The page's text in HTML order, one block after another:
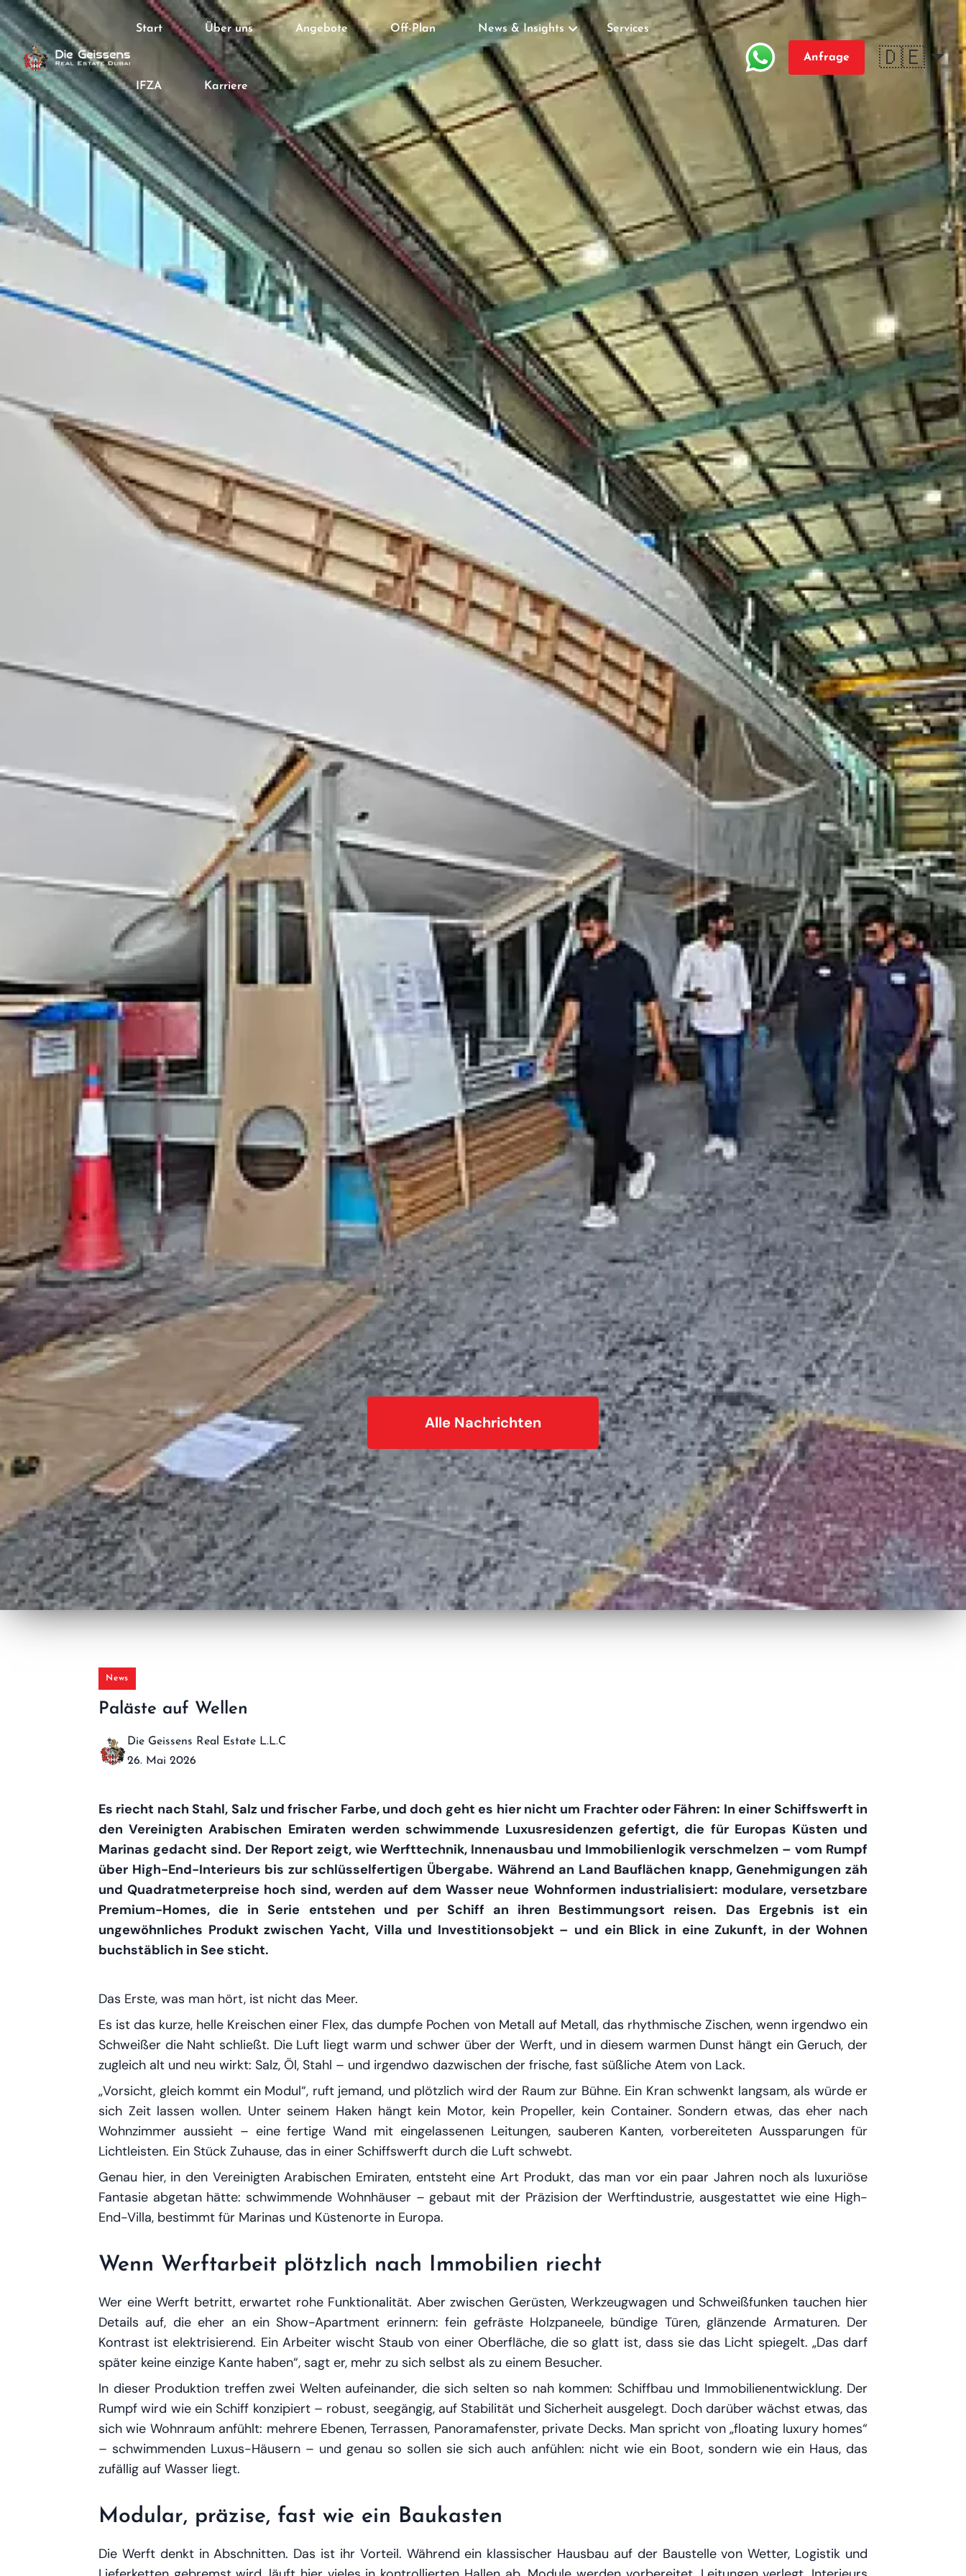
Start Über uns Angebote Off-Plan News & Insights Services
IFZA Karriere
Anfrage 🇩🇪
Alle Nachrichten
News
Paläste auf Wellen
Die Geissens Real Estate L.L.C
26. Mai 2026
Es riecht nach Stahl, Salz und frischer Farbe, und doch geht es hier nicht um Frachter oder Fähren: In einer Schiffswerft in
den Vereinigten Arabischen Emiraten werden schwimmende Luxusresidenzen gefertigt, die für Europas Küsten und
Marinas gedacht sind. Der Report zeigt, wie Werfttechnik, Innenausbau und Immobilienlogik verschmelzen – vom Rumpf
über High-End-Interieurs bis zur schlüsselfertigen Übergabe. Während an Land Bauflächen knapp, Genehmigungen zäh
und Quadratmeterpreise hoch sind, werden auf dem Wasser neue Wohnformen industrialisiert: modulare, versetzbare
Premium-Homes, die in Serie entstehen und per Schiff an ihren Bestimmungsort reisen. Das Ergebnis ist ein
ungewöhnliches Produkt zwischen Yacht, Villa und Investitionsobjekt – und ein Blick in eine Zukunft, in der Wohnen
buchstäblich in See sticht.
Das Erste, was man hört, ist nicht das Meer.
Es ist das kurze, helle Kreischen einer Flex, das dumpfe Pochen von Metall auf Metall, das rhythmische Zischen, wenn irgendwo ein
Schweißer die Naht schließt. Die Luft liegt warm und schwer über der Werft, und in diesem warmen Dunst hängt ein Geruch, der
zugleich alt und neu wirkt: Salz, Öl, Stahl – und irgendwo dazwischen der frische, fast süßliche Atem von Lack.
„Vorsicht, gleich kommt ein Modul“, ruft jemand, und plötzlich wird der Raum zur Bühne. Ein Kran schwenkt langsam, als würde er
sich Zeit lassen wollen. Unter seinem Haken hängt kein Motor, kein Propeller, kein Container. Sondern etwas, das eher nach
Wohnzimmer aussieht – eine fertige Wand mit eingelassenen Leitungen, sauberen Kanten, vorbereiteten Aussparungen für
Lichtleisten. Ein Stück Zuhause, das in einer Schiffswerft durch die Luft schwebt.
Genau hier, in den Vereinigten Arabischen Emiraten, entsteht eine Art Produkt, das man vor ein paar Jahren noch als luxuriöse
Fantasie abgetan hätte: schwimmende Wohnhäuser – gebaut mit der Präzision der Werftindustrie, ausgestattet wie eine High-
End-Villa, bestimmt für Marinas und Küstenorte in Europa.
Wenn Werftarbeit plötzlich nach Immobilien riecht
Wer eine Werft betritt, erwartet rohe Funktionalität. Aber zwischen Gerüsten, Werkzeugwagen und Schweißfunken tauchen hier
Details auf, die eher an ein Show-Apartment erinnern: fein gefräste Holzpaneele, bündige Türen, glänzende Armaturen. Der
Kontrast ist elektrisierend. Ein Arbeiter wischt Staub von einer Oberfläche, die so glatt ist, dass sie das Licht spiegelt. „Das darf
später keine einzige Kante haben“, sagt er, mehr zu sich selbst als zu einem Besucher.
In dieser Produktion treffen zwei Welten aufeinander, die sich selten so nah kommen: Schiffbau und Immobilienentwicklung. Der
Rumpf wird wie ein Schiff konzipiert – robust, seegängig, auf Stabilität und Sicherheit ausgelegt. Doch darüber wächst etwas, das
sich wie Wohnraum anfühlt: mehrere Ebenen, Terrassen, Panoramafenster, private Decks. Man spricht von „floating luxury homes“
– schwimmenden Luxus-Häusern – und genau so sollen sie sich auch anfühlen: nicht wie ein Boot, sondern wie ein Haus, das
zufällig auf Wasser liegt.
Modular, präzise, fast wie ein Baukasten
Die Werft denkt in Abschnitten. Das ist ihr Vorteil. Während ein klassischer Hausbau auf der Baustelle von Wetter, Logistik und